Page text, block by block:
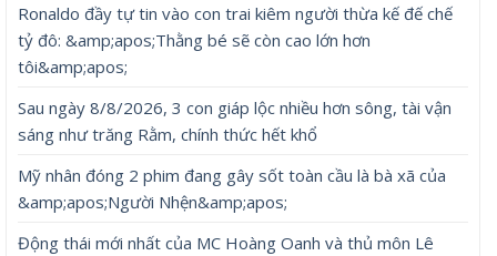
Ronaldo đầy tự tin vào con trai kiêm người thừa kế đế chế
tỷ đô: &amp;apos;Thằng bé sẽ còn cao lớn hơn
tôi&amp;apos;
Sau ngày 8/8/2026, 3 con giáp lộc nhiều hơn sông, tài vận
sáng như trăng Rằm, chính thức hết khổ
Mỹ nhân đóng 2 phim đang gây sốt toàn cầu là bà xã của
&amp;apos;Người Nhện&amp;apos;
Động thái mới nhất của MC Hoàng Oanh và thủ môn Lê